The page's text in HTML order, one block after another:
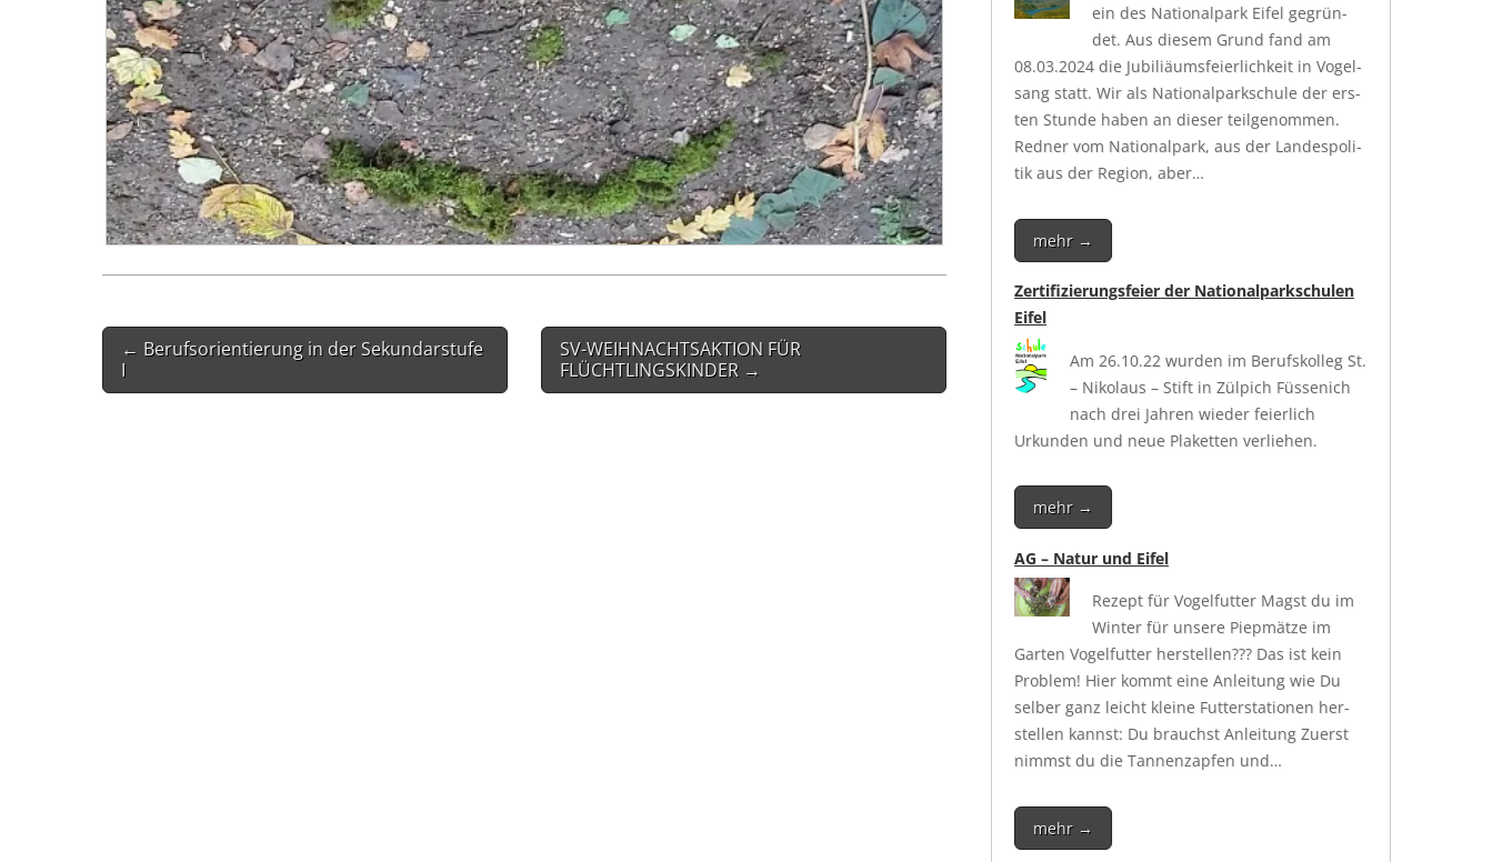
Post
navigation
← Berufsorientierung in der Sekundarstufe
I
SV-WEIHNACHTSAKTION FÜR
FLÜCHTLINGSKINDER →
ein des Natio­nal­park Eifel gegrün­
det. Aus die­sem Grund fand am
08.03.2024 die Jubi­liäums­fei­er­lich­keit in Vogel­
sang statt. Wir als Natio­nal­park­schu­le der ers­
ten Stun­de haben an die­ser teil­ge­nom­men.
Red­ner vom Natio­nal­park, aus der Lan­des­po­li­
tik aus der Regi­on, aber…
mehr →
Zertifizierungsfeier der Nationalparkschulen
Eifel
Am 26.10.22 wur­den im Berufs­kol­leg St.
– Niko­laus – Stift in Zül­pich Füs­se­nich
nach drei Jah­ren wie­der fei­er­lich
Urkun­den und neue Pla­ket­ten verliehen.
mehr →
AG – Natur und Eifel
Rezept für Vogel­fut­ter Magst du im
Win­ter für unse­re Piep­mät­ze im
Gar­ten Vogel­fut­ter her­stel­len??? Das ist kein
Pro­blem! Hier kommt eine Anlei­tung wie Du
sel­ber ganz leicht klei­ne Fut­ter­sta­tio­nen her­
stel­len kannst: Du brauchst Anlei­tung Zuerst
nimmst du die Tan­nen­zap­fen und…
mehr →